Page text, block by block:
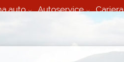
auto Autoservice Cariera